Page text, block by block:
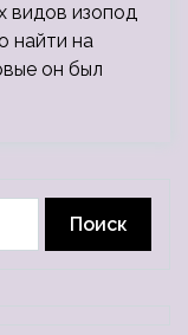
видов изопод
найти на
он был